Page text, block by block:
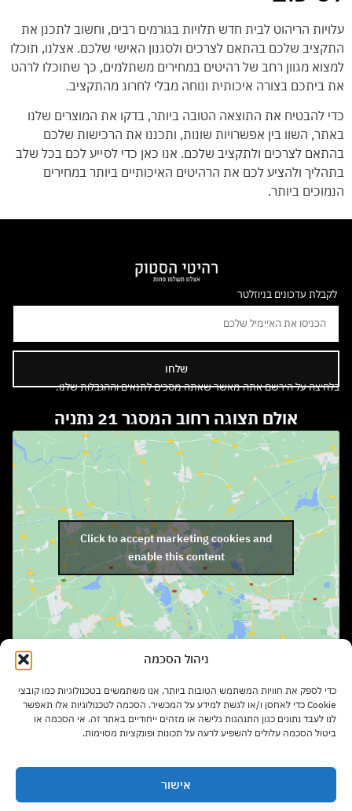
ניהול הסכמה
כדי לספק את חוויות המשתמש הטובות ביותר, אנו משתמשים בטכנולוגיות כמו קובצי
Cookie כדי לאחסן ו/או לגשת למידע על המכשיר. הסכמה לטכנולוגיות אלו תאפשר
לנו לעבד נתונים כגון התנהגות גלישה או מזהים ייחודיים באתר זה. אי הסכמה או
ביטול הסכמה עלולים להשפיע לרעה על תכונות ופונקציות מסוימות.
אישור
עלויות הריהוט לבית חדש תלויות בגורמים רבים, וחשוב לתכנן את
התקציב שלכם בהתאם לצרכים ולסגנון האישי שלכם. אצלנו, תוכלו
למצוא מגוון רחב של רהיטים במחירים משתלמים, כך שתוכלו לרהט
את ביתכם בצורה איכותית ונוחה מבלי לחרוג מהתקציב.
כדי להבטיח את התוצאה הטובה ביותר, בדקו את המוצרים שלנו
באתר, השוו בין אפשרויות שונות, ותכננו את הרכישות שלכם
בהתאם לצרכים ולתקציב שלכם. אנו כאן כדי לסייע לכם בכל שלב
בתהליך ולהציע לכם את הרהיטים האיכותיים ביותר במחירים
הנמוכים ביותר.
לקבלת עדכונים בניוזלטר
שלחו
בלחיצה על הירשם אתה מאשר שאתה מסכים לתנאים וההגבלות שלנו.
אולם תצוגה רחוב המסגר 21 נתניה
Click to accept marketing cookies and
enable this content
ימים א' – ה' בשעות 9:00 – 17:00
יום ו' בשעות 9:00 – 13:00